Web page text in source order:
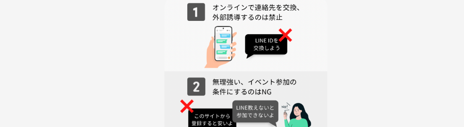
・3杯以上飲みたい方、おつまみ頼みたい方は当日幹事にご相談ください。
・注文なしで申し込んだけど、やっぱり注文したい！可能です。当日幹事にご相談ください。
・ソフトドリンク、アルコール持ち込みOKです！
※持ち込みドリンクのゴミは運営で処分致します。食べ物によっては処分しかねますので、ご了承ください。